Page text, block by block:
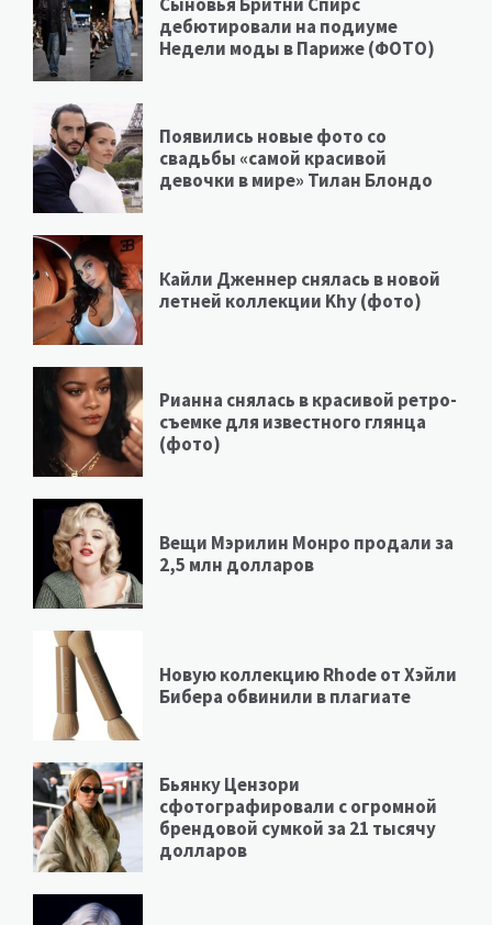
дебютировали на подиуме
Недели моды в Париже (ФОТО)
Появились новые фото со
свадьбы «самой красивой
девочки в мире» Тилан Блондо
Кайли Дженнер снялась в новой
летней коллекции Khy (фото)
Рианна снялась в красивой ретро-
съемке для известного глянца
(фото)
Вещи Мэрилин Монро продали за
2,5 млн долларов
Новую коллекцию Rhode от Хэйли
Бибера обвинили в плагиате
Бьянку Цензори
сфотографировали с огромной
брендовой сумкой за 21 тысячу
долларов